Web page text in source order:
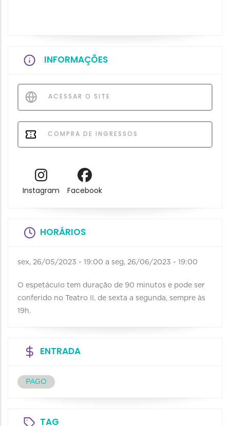
INFORMAÇÕES
ACESSAR O SITE
COMPRA DE INGRESSOS
Instagram Facebook
HORÁRIOS
sex, 26/05/2023 - 19:00 a seg, 26/06/2023 - 19:00
O espetáculo tem duração de 90 minutos e pode ser
conferido no Teatro II, de sexta a segunda, sempre às
19h.
ENTRADA
PAGO
TAG